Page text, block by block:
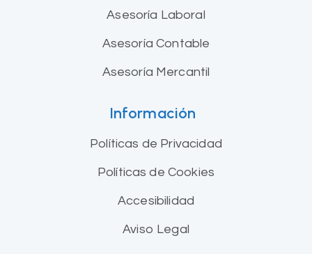
Asesoría Laboral
Asesoría Contable
Asesoría Mercantil
Información
Políticas de Privacidad
Políticas de Cookies
Accesibilidad
Aviso Legal